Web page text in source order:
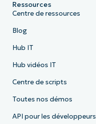
Ressources
Centre de ressources
Blog
Hub IT
Hub vidéos IT
Centre de scripts
Toutes nos démos
API pour les développeurs